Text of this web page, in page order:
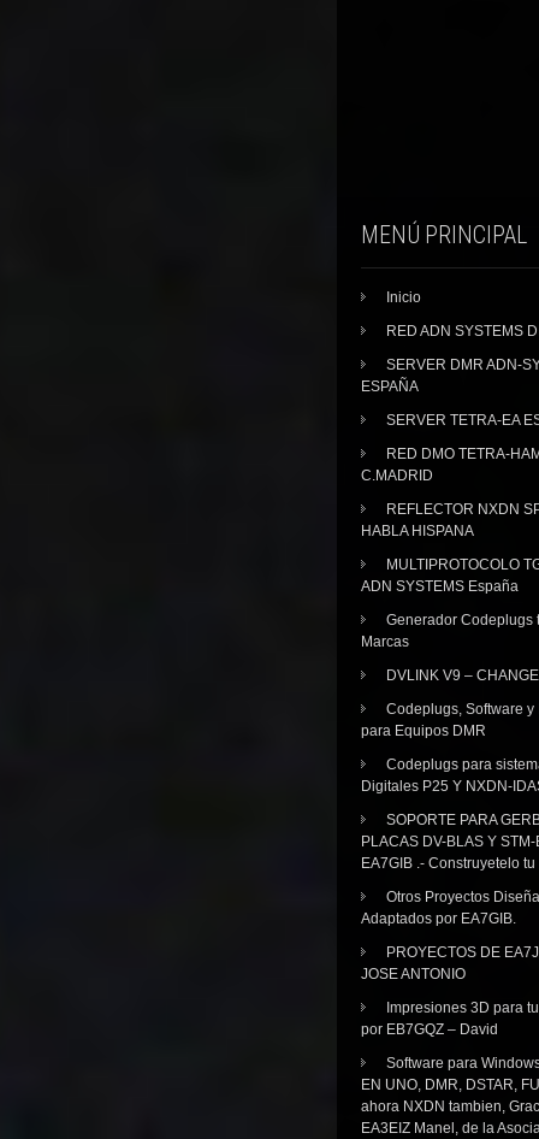
MENÚ PRINCIPAL
Inicio
RED ADN SYSTEMS
SERVER DMR ADN-
ESPAÑA
SERVER TETRA-EA
RED DMO TETRA-
C.MADRID
REFLECTOR NXDN
HABLA HISPANA
MULTIPROTOCOLO
ADN SYSTEMS España
Generador Codeplugs
Marcas
DVLINK V9 –
Codeplugs, Software y
para Equipos DMR
Codeplugs para
Digitales P25 Y NXDN-
SOPORTE PARA
PLACAS DV-BLAS Y
EA7GIB .- Construyetelo
Otros Proyectos
Adaptados por EA7GIB.
PROYECTOS DE
JOSE ANTONIO
Impresiones 3D para
por EB7GQZ – David
Software para
EN UNO, DMR, DSTAR,
ahora NXDN tambien,
EA3EIZ Manel, de la